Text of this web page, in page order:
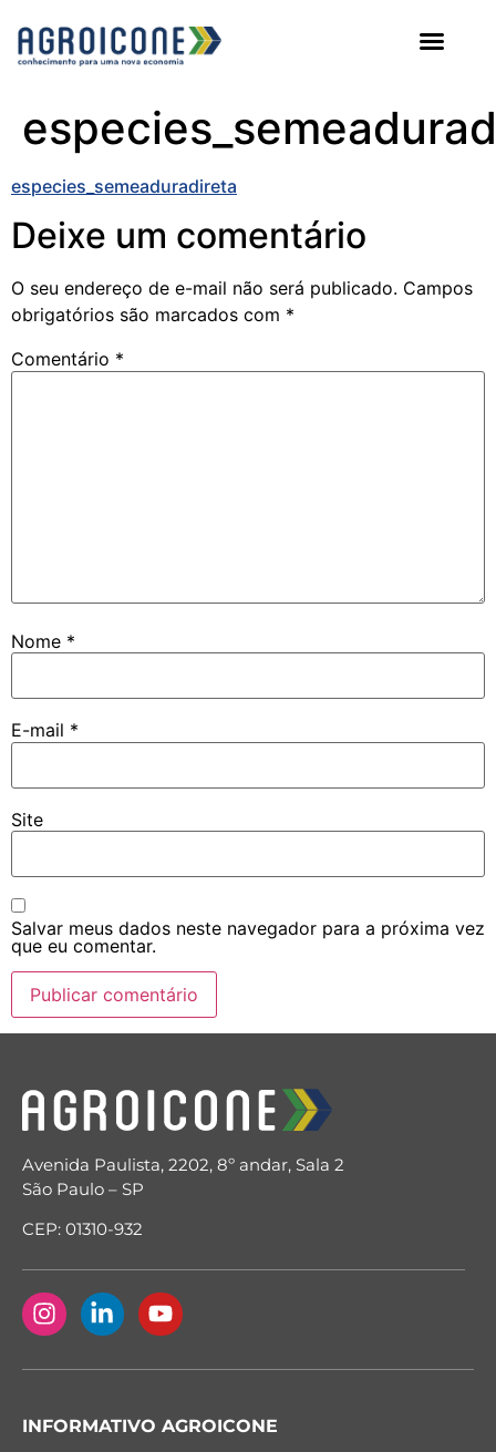
especies_semeaduradireta
Deixe um comentário
O seu endereço de e-mail não será publicado. Campos
obrigatórios são marcados com *
Comentário *
Nome *
E-mail *
Site
Salvar meus dados neste navegador para a próxima vez
que eu comentar.
Avenida Paulista, 2202, 8º andar, Sala 2
São Paulo – SP
CEP: 01310-932
INFORMATIVO AGROICONE